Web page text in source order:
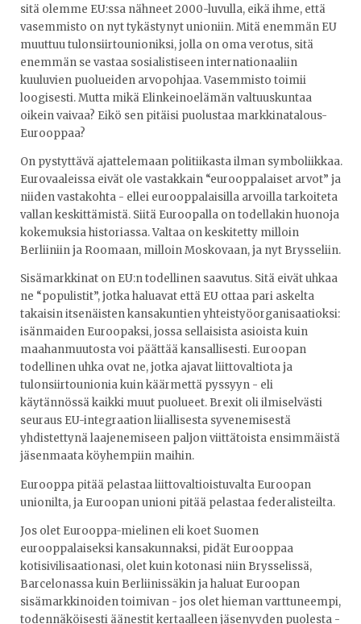
sitä olemme EU:ssa nähneet 2000-luvulla, eikä ihme, että
vasemmisto on nyt tykästynyt unioniin. Mitä enemmän EU
muuttuu tulonsiirtounioniksi, jolla on oma verotus, sitä
enemmän se vastaa sosialistiseen internationaaliin
kuuluvien puolueiden arvopohjaa. Vasemmisto toimii
loogisesti. Mutta mikä Elinkeinoelämän valtuuskuntaa
oikein vaivaa? Eikö sen pitäisi puolustaa markkinatalous-
Eurooppaa?
On pystyttävä ajattelemaan politiikasta ilman symboliikkaa.
Eurovaaleissa eivät ole vastakkain “eurooppalaiset arvot” ja
niiden vastakohta - ellei eurooppalaisilla arvoilla tarkoiteta
vallan keskittämistä. Siitä Euroopalla on todellakin huonoja
kokemuksia historiassa. Valtaa on keskitetty milloin
Berliiniin ja Roomaan, milloin Moskovaan, ja nyt Brysseliin.
Sisämarkkinat on EU:n todellinen saavutus. Sitä eivät uhkaa
ne “populistit”, jotka haluavat että EU ottaa pari askelta
takaisin itsenäisten kansakuntien yhteistyöorganisaatioksi:
isänmaiden Euroopaksi, jossa sellaisista asioista kuin
maahanmuutosta voi päättää kansallisesti. Euroopan
todellinen uhka ovat ne, jotka ajavat liittovaltiota ja
tulonsiirtounionia kuin käärmettä pyssyyn - eli
käytännössä kaikki muut puolueet. Brexit oli ilmiselvästi
seuraus EU-integraation liiallisesta syvenemisestä
yhdistettynä laajenemiseen paljon viittätoista ensimmäistä
jäsenmaata köyhempiin maihin.
Eurooppa pitää pelastaa liittovaltioistuvalta Euroopan
unionilta, ja Euroopan unioni pitää pelastaa federalisteilta.
Jos olet Eurooppa-mielinen eli koet Suomen
eurooppalaiseksi kansakunnaksi, pidät Eurooppaa
kotisivilisaationasi, olet kuin kotonasi niin Brysselissä,
Barcelonassa kuin Berliinissäkin ja haluat Euroopan
sisämarkkinoiden toimivan - jos olet hieman varttuneempi,
todennäköisesti äänestit kertaalleen jäsenyyden puolesta -